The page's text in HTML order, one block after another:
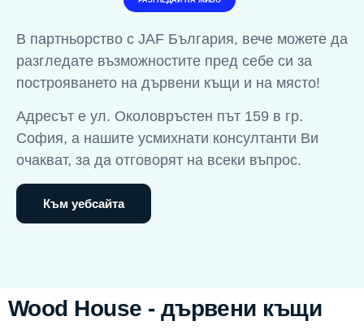
В партньорство с JAF България, вече можете да
разгледате възможностите пред себе си за
построяването на дървени къщи и на място!
Адресът е ул. Околовръстен път 159 в гр.
София, а нашите усмихнати консултанти Ви
очакват, за да отговорят на всеки въпрос.
Към уебсайта
Wood House - дървени къщи